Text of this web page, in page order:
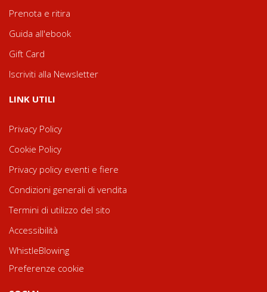
Prenota e ritira
Guida all'ebook
Gift Card
Iscriviti alla Newsletter
LINK UTILI
Privacy Policy
Cookie Policy
Privacy policy eventi e fiere
Condizioni generali di vendita
Termini di utilizzo del sito
Accessibilità
WhistleBlowing
Preferenze cookie